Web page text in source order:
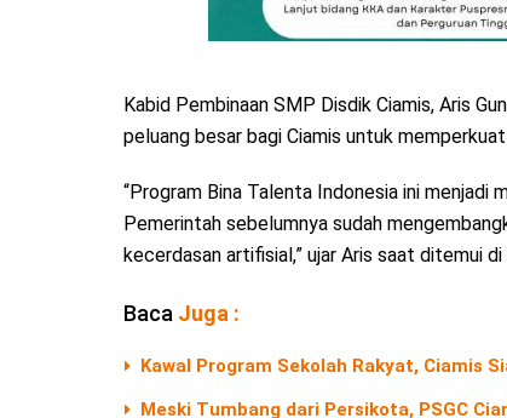
Kabid Pembinaan SMP Disdik Ciamis, Aris
peluang besar bagi Ciamis untuk
“Program Bina Talenta Indonesia ini menjadi
Pemerintah sebelumnya sudah
kecerdasan artifisial,” ujar Aris saat ditemui
Baca Juga :
Kawal Program Sekolah Rakyat, Ciamis
Meski Tumbang dari Persikota, PSGC